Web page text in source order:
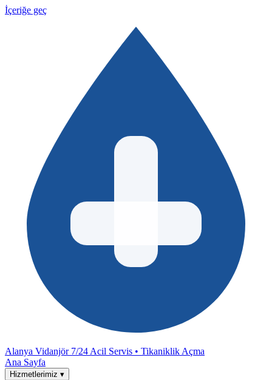
İçeriğe geç
Alanya Vidanjör 7/24 Acil Servis • Tikaniklik Açma
Ana Sayfa
Hizmetlerimiz ▾